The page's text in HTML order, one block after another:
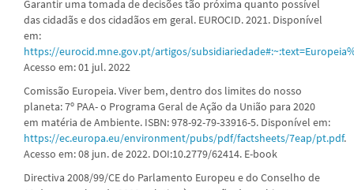
Garantir uma tomada de decisões tão próxima quanto possível
das cidadãs e dos cidadãos em geral. EUROCID. 2021. Disponível
em:
https://eurocid.mne.gov.pt/artigos/
Acesso em: 01 jul. 2022
Comissão Europeia. Viver bem, dentro dos limites do nosso
planeta: 7º PAA- o Programa Geral de Ação da União para 2020
em matéria de Ambiente. ISBN: 978-92-79-33916-5. Disponível em:
https://ec.europa.eu/environment/pubs/pdf/factsheets/7eap/pt.pdf.
Acesso em: 08 jun. de 2022. DOI:10.2779/62414. E-book
Directiva 2008/99/CE do Parlamento Europeu e do Conselho de